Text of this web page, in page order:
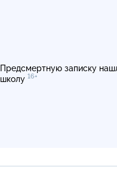
Предсмертную записку
школу 16+